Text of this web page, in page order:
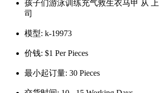
孩子们游泳训练充气救生衣马甲 从
司
模型: k-19973
价钱: $1 Per Pieces
最小起订量: 30 Pieces